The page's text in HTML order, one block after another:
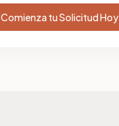
Comienza tu Solicitud Hoy